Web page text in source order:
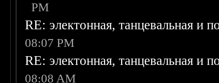
PM
RE: электонная, танцевальная и
08:07 PM
RE: электонная, танцевальная и
08:08 AM